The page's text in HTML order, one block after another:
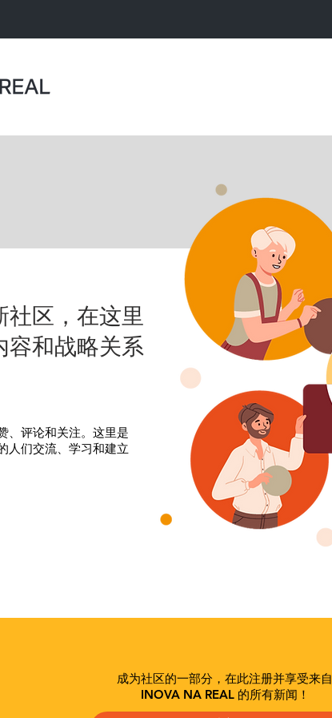
区， 在这里
容和战略关系
、评论和关注。这里是
人们交流、学习和建立
成为社区的一部分，在此注册并享受来自
INOVA NA REAL 的所有新闻！